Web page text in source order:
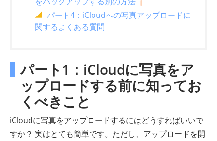
パート4：iCloudへの写真アップロードに
関するよくある質問
パート1：iCloudに写真をア
ップロードする前に知ってお
くべきこと
iCloudに写真をアップロードするにはどうすればいいで
すか？ 実はとても簡単です。ただし、アップロードを開